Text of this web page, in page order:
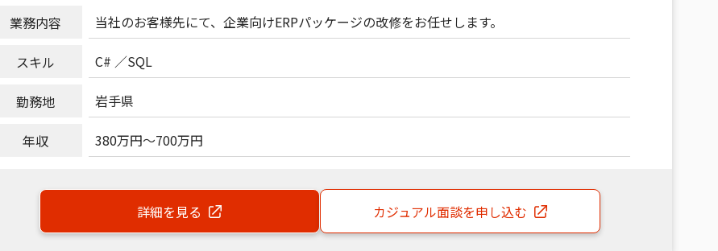
業務内容 当社のお客様先にて、企業向けERPパッケージの改修をお任せします。
スキル C# SQL
勤務地 岩手県
年収 380万円～700万円
詳細を見る カジュアル面談を申し込む